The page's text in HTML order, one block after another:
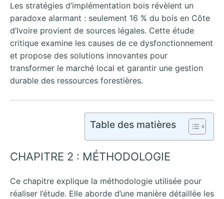
Les stratégies d’implémentation bois révèlent un
paradoxe alarmant : seulement 16 % du bois en Côte
d’Ivoire provient de sources légales. Cette étude
critique examine les causes de ce dysfonctionnement
et propose des solutions innovantes pour
transformer le marché local et garantir une gestion
durable des ressources forestières.
Table des matières
CHAPITRE 2 : MÉTHODOLOGIE
Ce chapitre explique la méthodologie utilisée pour
réaliser l’étude. Elle aborde d’une manière détaillée les